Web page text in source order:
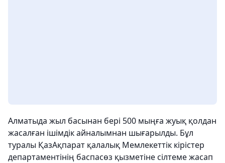
Алматыда жыл басынан бері 500 мыңға жуық қолдан
жасалған ішімдік айналымнан шығарылды. Бұл
туралы ҚазАқпарат қалалық Мемлекеттік кірістер
департаментінің баспасөз қызметіне сілтеме жасап